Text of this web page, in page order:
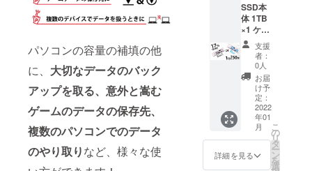
パソコンの容量の補填の他
に、 大切なデータのバック
アップを取る、意外と嵩む
ゲームのデータの保存先、
複数のパソコンでのデータ
のやり取りなど、様々な使
SSD本
体 1TB
×1 ケー
ブル2本
(Type-
C&Type
-
C/Type-
C&USB
-A) 日本
語保証
価：
29,400
円 税・
支援
者：
0人
お届
け予
定：
2022
年01
月
詳細を見る
こ
の
リ
タ
ー
ン
を
選